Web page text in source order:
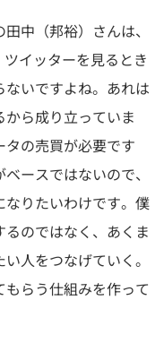
中（邦裕）さんは、
ツイッターを見るとき
いですよね。あれは
ら成り立っていま
の売買が必要です
ースではないので、
りたいわけです。僕
のではなく、あくま
人をつなげていく。
らう仕組みを作って